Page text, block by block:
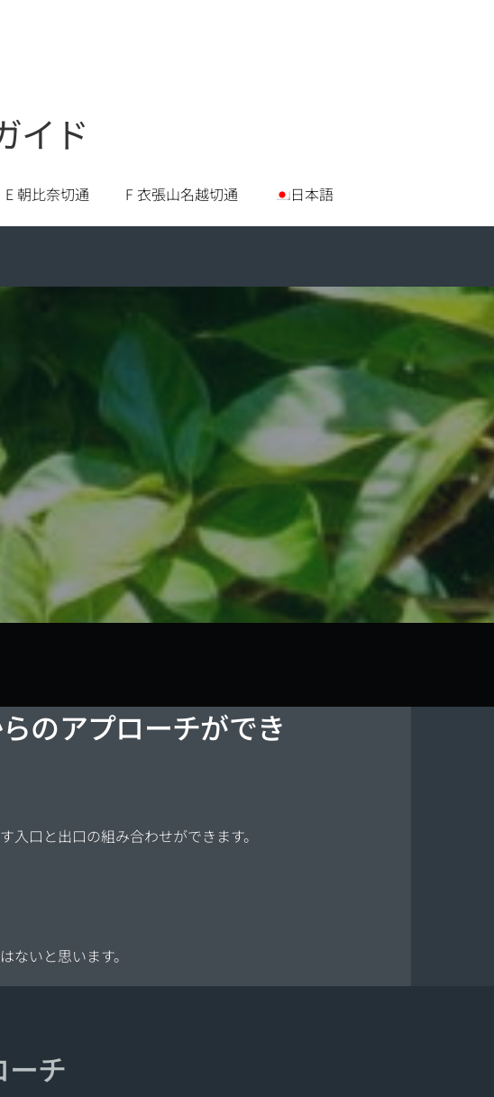
イド
E 朝比奈切通 F 衣張山名越切通 日本語
のアプローチができ
口と出口の組み合わせができます。
いと思います。
チ